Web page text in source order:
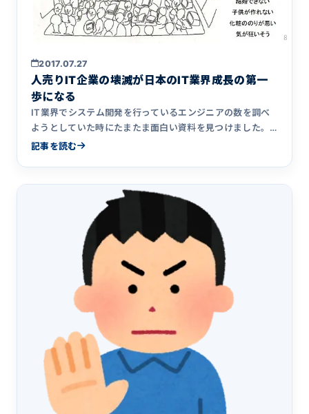
2017.07.27
人売りIT企業の壊滅が日本のIT業界成長の第一
歩になる
IT業界でシステム開発を行っているエンジニアの数を調べ
ようとしていた時にたまたま面白い資料を見つけました。
IT技術者の&hellip;
記事を読む